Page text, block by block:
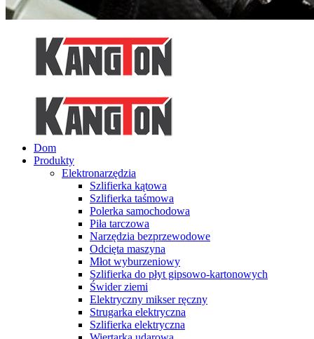
Dom
Produkty
Elektronarzędzia
Szlifierka kątowa
Szlifierka taśmowa
Polerka samochodowa
Piła tarczowa
Narzędzia bezprzewodowe
Odcięta maszyna
Młot wyburzeniowy
Szlifierka do płyt gipsowo-kartonowych
Świder ziemi
Elektryczny mikser ręczny
Strugarka elektryczna
Szlifierka elektryczna